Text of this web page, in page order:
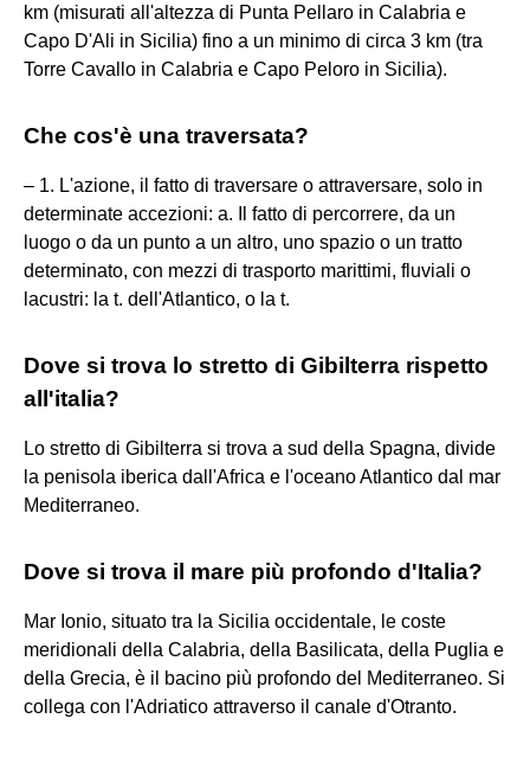
km (misurati all'altezza di Punta Pellaro in Calabria e
Capo D'Ali in Sicilia) fino a un minimo di circa 3 km (tra
Torre Cavallo in Calabria e Capo Peloro in Sicilia).
Che cos'è una traversata?
– 1. L'azione, il fatto di traversare o attraversare, solo in
determinate accezioni: a. Il fatto di percorrere, da un
luogo o da un punto a un altro, uno spazio o un tratto
determinato, con mezzi di trasporto marittimi, fluviali o
lacustri: la t. dell'Atlantico, o la t.
Dove si trova lo stretto di Gibilterra rispetto
all'italia?
Lo stretto di Gibilterra si trova a sud della Spagna, divide
la penisola iberica dall'Africa e l'oceano Atlantico dal mar
Mediterraneo.
Dove si trova il mare più profondo d'Italia?
Mar Ionio, situato tra la Sicilia occidentale, le coste
meridionali della Calabria, della Basilicata, della Puglia e
della Grecia, è il bacino più profondo del Mediterraneo. Si
collega con l'Adriatico attraverso il canale d'Otranto.